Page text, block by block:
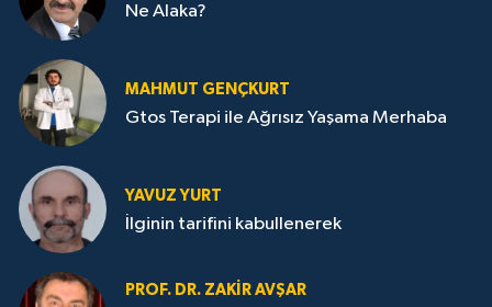
Ne Alaka?
MAHMUT GENÇKURT
Gtos Terapi ile Ağrısız Yaşama Merhaba
YAVUZ YURT
İlginin tarifini kabullenerek
PROF. DR. ZAKIR AVŞAR